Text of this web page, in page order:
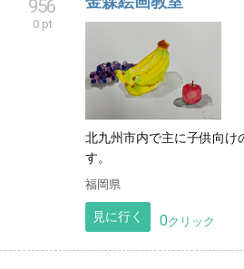
956
0 pt
北九州市内で主に子供向け
す。
福岡県
見に行く 0クリック